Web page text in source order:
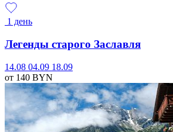
1 день
Легенды старого Заславля
14.08 04.09 18.09
от 140 BYN